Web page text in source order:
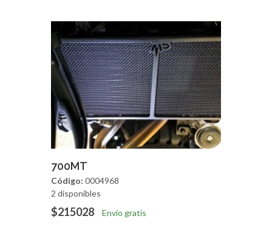
Agregar
700MT
Código: 0004968
2 disponibles
$215028 Envío gratis